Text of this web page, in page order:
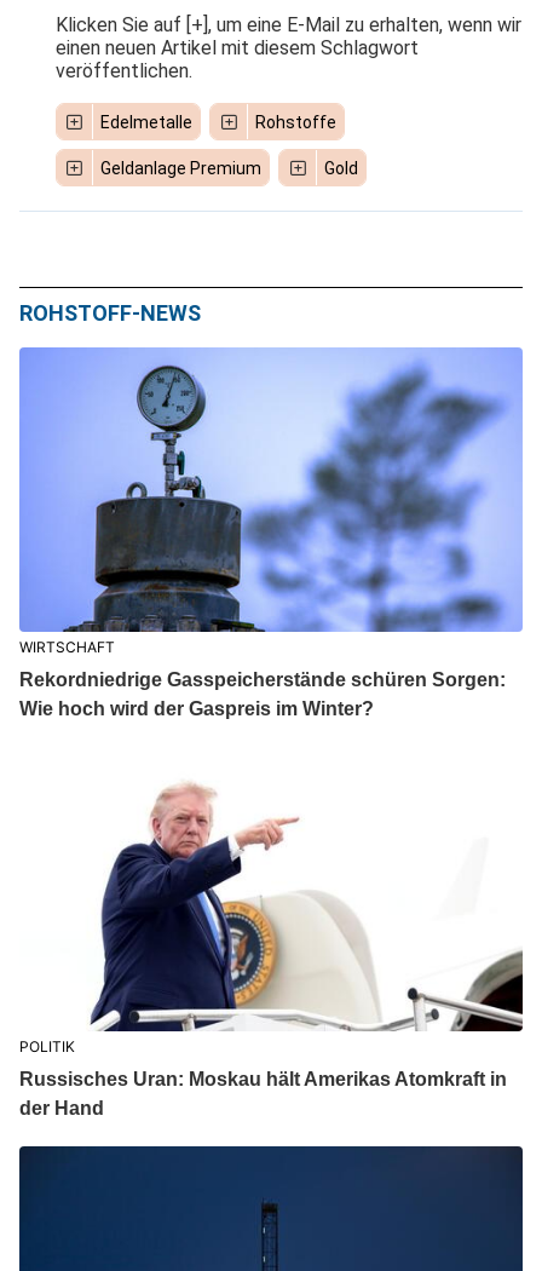
Klicken Sie auf [+], um eine E-Mail zu erhalten, wenn wir
einen neuen Artikel mit diesem Schlagwort
veröffentlichen.
Edelmetalle Rohstoffe
Geldanlage Premium Gold
ROHSTOFF-NEWS
WIRTSCHAFT
Rekordniedrige Gasspeicherstände schüren Sorgen:
Wie hoch wird der Gaspreis im Winter?
POLITIK
Russisches Uran: Moskau hält Amerikas Atomkraft in
der Hand